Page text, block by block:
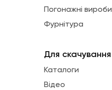
Погонажні вироби
Фурнітура
Для скачування
Каталоги
Відео